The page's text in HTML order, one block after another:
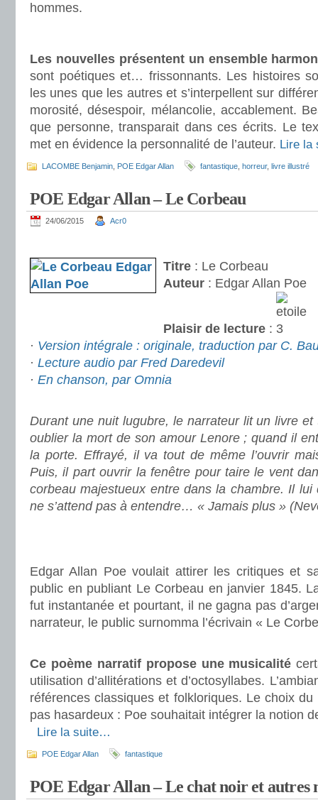
hommes.
Les nouvelles présentent un ensemble
sont poétiques et… frissonnants. Les histoires
les unes que les autres et s’interpellent sur
morosité, désespoir, mélancolie, accablement.
que personne, transparait dans ces écrits. Le
met en évidence la personnalité de l’auteur. Lire
LACOMBE Benjamin POE Edgar Allan fantastique horreur, livre illustré
POE Edgar Allan – Le Corbeau
24/06/2015 Acr0
Titre : Le Corbeau
Auteur : Edgar Allan Poe
Plaisir de lecture :
· Version intégrale : originale, traduction par C.
· Lecture audio par Fred Daredevil
· En chanson, par Omnia
Durant une nuit lugubre, le narrateur lit un livre et
oublier la mort de son amour Lenore ; quand il
la porte. Effrayé, il va tout de même l’ouvrir
Puis, il part ouvrir la fenêtre pour taire le vent
corbeau majestueux entre dans la chambre. Il
ne s’attend pas à entendre… « Jamais plus »
Edgar Allan Poe voulait attirer les critiques et
public en publiant Le Corbeau en janvier 1845.
fut instantanée et pourtant, il ne gagna pas
narrateur, le public surnomma l’écrivain « Le
Ce poème narratif propose une musicalité
utilisation d’allitérations et d’octosyllabes.
références classiques et folkloriques. Le choix du
pas hasardeux : Poe souhaitait intégrer la notion
Lire la suite…
POE Edgar Allan fantastique
POE Edgar Allan – Le chat noir et autres